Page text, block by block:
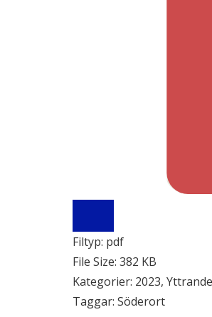
Filtyp: pdf
File Size: 382 KB
Kategorier: 2023,
Taggar: Söderort